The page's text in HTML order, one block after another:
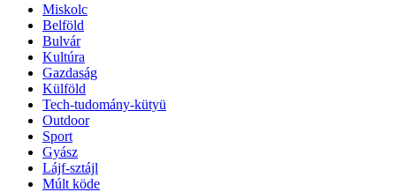
Miskolc
Belföld
Bulvár
Kultúra
Gazdaság
Külföld
Tech-tudomány-kütyü
Outdoor
Sport
Gyász
Lájf-sztájl
Múlt köde